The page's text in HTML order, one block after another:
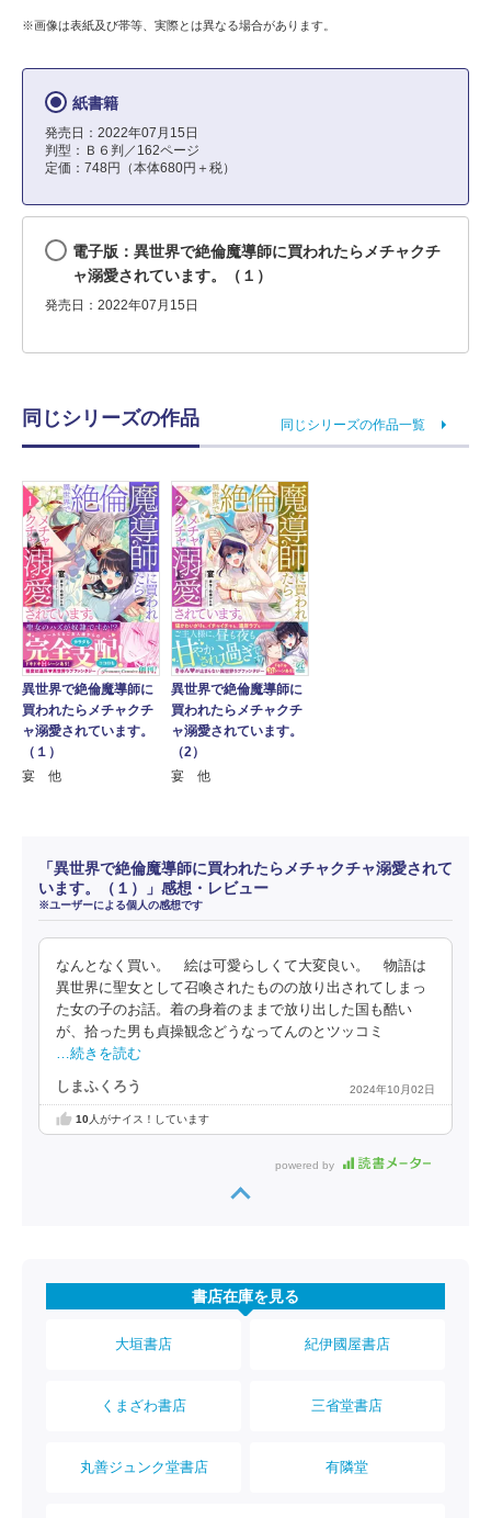
※画像は表紙及び帯等、実際とは異なる場合があります。
紙書籍
発売日：2022年07月15日
判型：Ｂ６判／162ページ
定価：748円（本体680円＋税）
電子版：異世界で絶倫魔導師に買われたらメチャクチ
ャ溺愛されています。（１）
発売日：2022年07月15日
同じシリーズの作品 同じシリーズの作品一覧
異世界で絶倫魔導師に
買われたらメチャクチ
ャ溺愛されています。
（１）
宴 他
異世界で絶倫魔導師に
買われたらメチャクチ
ャ溺愛されています。
（2）
宴 他
「異世界で絶倫魔導師に買われたらメチャクチャ溺愛されて
います。（１）」感想・レビュー
※ユーザーによる個人の感想です
なんとなく買い。 絵は可愛らしくて大変良い。 物語は
異世界に聖女として召喚されたものの放り出されてしまっ
た女の子のお話。着の身着のままで放り出した国も酷い
が、拾った男も貞操観念どうなってんのとツッコミ
…続きを読む
しまふくろう 2024年10月02日
10人がナイス！しています
powered by
書店在庫を見る
大垣書店 紀伊國屋書店
くまざわ書店 三省堂書店
丸善ジュンク堂書店 有隣堂